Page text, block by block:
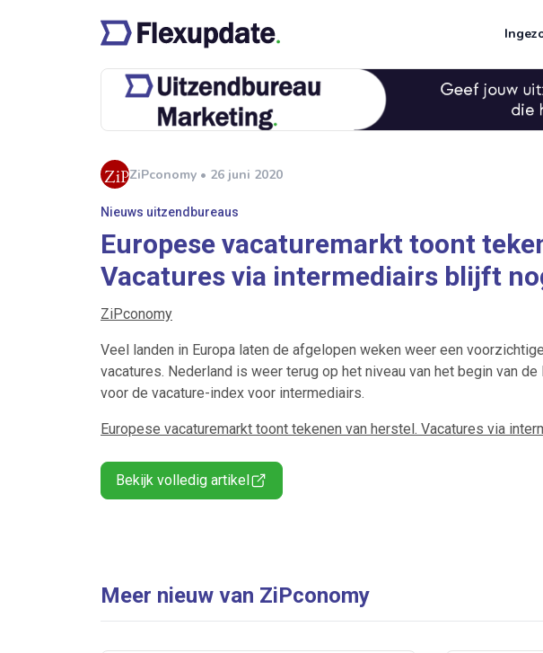
ZiPconomy • 26 juni 2020
Nieuws uitzendbureaus
Europese vacaturemarkt toont
Vacatures via intermediairs blijft
ZiPconomy
Veel landen in Europa laten de afgelopen weken weer een
vacatures. Nederland is weer terug op het niveau van het begin van
voor de vacature-index voor intermediairs.
Europese vacaturemarkt toont tekenen van herstel. Vacatures via
Bekijk volledig artikel
Meer nieuw van ZiPconomy